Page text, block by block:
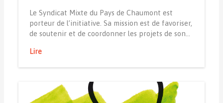
Le Syndicat Mixte du Pays de Chaumont est
porteur de l’initiative. Sa mission est de favoriser,
de soutenir et de coordonner les projets de son…
Lire